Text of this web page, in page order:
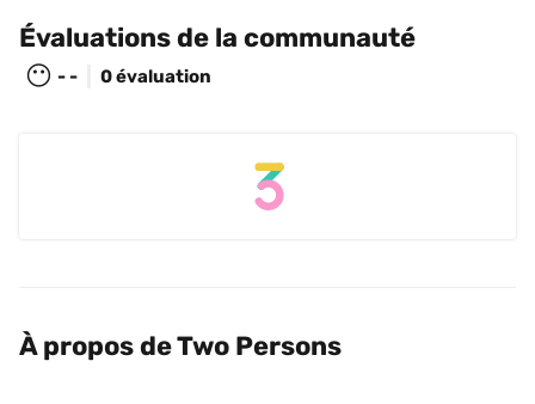
Évaluations de la communauté
😶 - - 0 évaluation
À propos de Two Persons